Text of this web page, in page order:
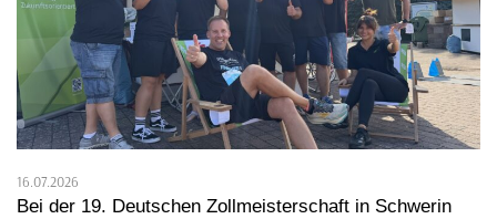
16.07.2026
Bei der 19. Deutschen Zollmeisterschaft in Schwerin